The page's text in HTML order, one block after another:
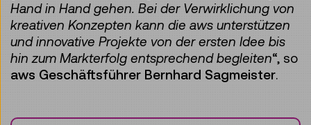
Hand in Hand gehen. Bei der Verwirklichung von
kreativen Konzepten kann die aws unterstützen
und innovative Projekte von der ersten Idee bis
hin zum Markterfolg entsprechend begleiten“, so
aws Geschäftsführer Bernhard Sagmeister.